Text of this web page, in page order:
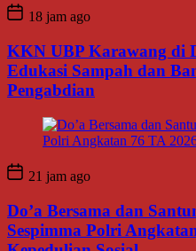
18 jam ago
KKN UBP Karawang di
Edukasi Sampah dan
Pengabdian
21 jam ago
Do’a Bersama dan
Sespimma Polri